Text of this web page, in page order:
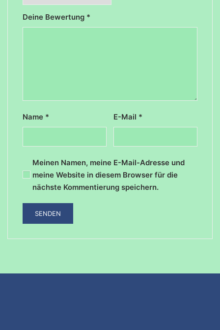
Deine Bewertung *
Name * E-Mail *
Meinen Namen, meine E-Mail-Adresse und
meine Website in diesem Browser für die
nächste Kommentierung speichern.